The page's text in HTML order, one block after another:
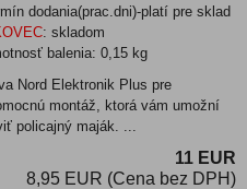
dodania(prac.dni)-platí pre sklad
: skladom
balenia:0,15 kg
Nord Elektronik Plus pre
montáž, ktorá vám umožní
policajný maják. ...
11 EUR
8,95 EUR (Cena bez DPH)